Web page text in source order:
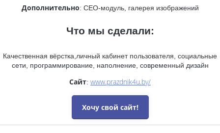
Дополнительно: СЕО-модуль, галерея изображений
Что мы сделали:
Качественная вёрстка,личный кабинет пользователя, социальные
сети, программирование, наполнение, современный дизайн
Сайт: www.prazdnik4u.by/
Хочу свой сайт!